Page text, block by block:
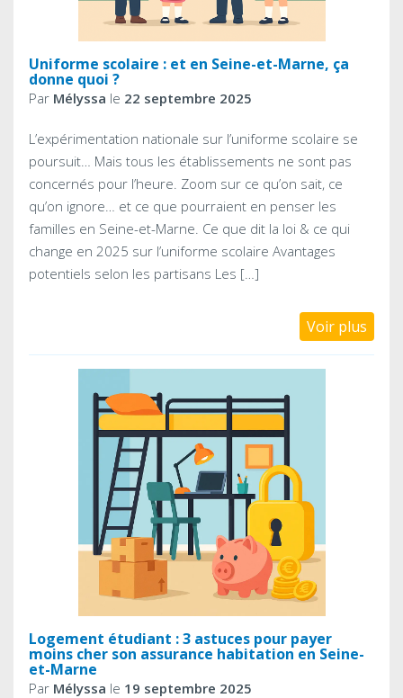
Uniforme scolaire : et en Seine-et-Marne, ça
donne quoi ?
Par Mélyssa le 22 septembre 2025
L’expérimentation nationale sur l’uniforme scolaire se
poursuit… Mais tous les établissements ne sont pas
concernés pour l’heure. Zoom sur ce qu’on sait, ce
qu’on ignore… et ce que pourraient en penser les
familles en Seine-et-Marne. Ce que dit la loi & ce qui
change en 2025 sur l’uniforme scolaire Avantages
potentiels selon les partisans Les […]
Voir plus
Logement étudiant : 3 astuces pour payer
moins cher son assurance habitation en Seine-
et-Marne
Par Mélyssa le 19 septembre 2025